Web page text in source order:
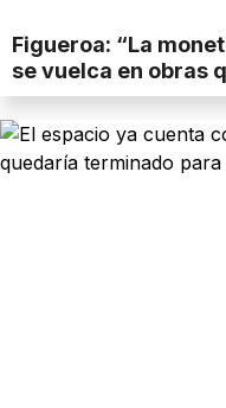
Figueroa: “La
se vuelca en obras